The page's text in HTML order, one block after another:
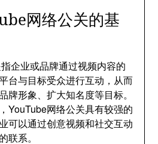
网络公关的基
企业或品牌通过视频内容的
台与目标受众进行互动，从而
牌形象、扩大知名度等目标。
YouTube网络公关具有较强的
可以通过创意视频和社交互动
联系。